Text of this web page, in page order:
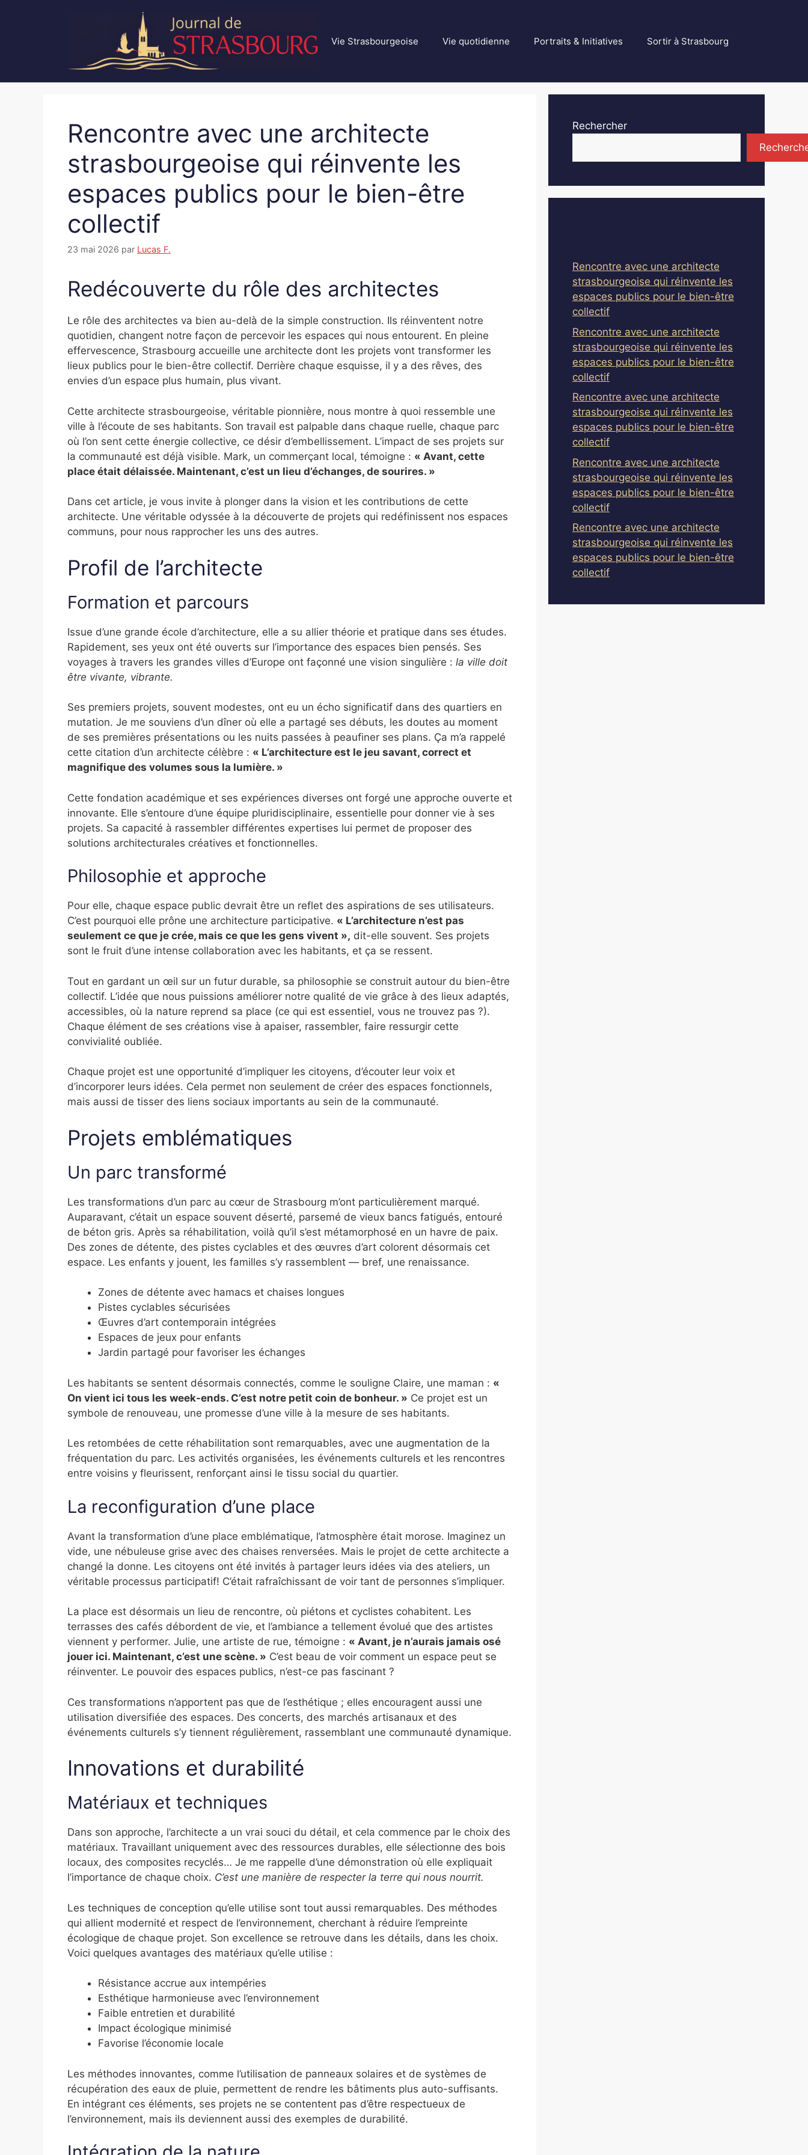
Vie Strasbourgeoise Vie quotidienne Portraits & Initiatives Sortir à Strasbourg
Rencontre avec une architecte
strasbourgeoise qui réinvente les
espaces publics pour le bien-être
collectif
23 mai 2026 par Lucas F.
Redécouverte du rôle des architectes
Le rôle des architectes va bien au-delà de la simple construction. Ils réinventent notre
quotidien, changent notre façon de percevoir les espaces qui nous entourent. En pleine
effervescence, Strasbourg accueille une architecte dont les projets vont transformer les
lieux publics pour le bien-être collectif. Derrière chaque esquisse, il y a des rêves, des
envies d’un espace plus humain, plus vivant.
Cette architecte strasbourgeoise, véritable pionnière, nous montre à quoi ressemble une
ville à l’écoute de ses habitants. Son travail est palpable dans chaque ruelle, chaque parc
où l’on sent cette énergie collective, ce désir d’embellissement. L’impact de ses projets sur
la communauté est déjà visible. Mark, un commerçant local, témoigne : « Avant, cette
place était délaissée. Maintenant, c’est un lieu d’échanges, de sourires. »
Dans cet article, je vous invite à plonger dans la vision et les contributions de cette
architecte. Une véritable odyssée à la découverte de projets qui redéfinissent nos espaces
communs, pour nous rapprocher les uns des autres.
Profil de l’architecte
Formation et parcours
Issue d’une grande école d’architecture, elle a su allier théorie et pratique dans ses études.
Rapidement, ses yeux ont été ouverts sur l’importance des espaces bien pensés. Ses
voyages à travers les grandes villes d’Europe ont façonné une vision singulière : la ville doit
être vivante, vibrante.
Ses premiers projets, souvent modestes, ont eu un écho significatif dans des quartiers en
mutation. Je me souviens d’un dîner où elle a partagé ses débuts, les doutes au moment
de ses premières présentations ou les nuits passées à peaufiner ses plans. Ça m’a rappelé
cette citation d’un architecte célèbre : « L’architecture est le jeu savant, correct et
magnifique des volumes sous la lumière. »
Cette fondation académique et ses expériences diverses ont forgé une approche ouverte et
innovante. Elle s’entoure d’une équipe pluridisciplinaire, essentielle pour donner vie à ses
projets. Sa capacité à rassembler différentes expertises lui permet de proposer des
solutions architecturales créatives et fonctionnelles.
Philosophie et approche
Pour elle, chaque espace public devrait être un reflet des aspirations de ses utilisateurs.
C’est pourquoi elle prône une architecture participative. « L’architecture n’est pas
seulement ce que je crée, mais ce que les gens vivent », dit-elle souvent. Ses projets
sont le fruit d’une intense collaboration avec les habitants, et ça se ressent.
Tout en gardant un œil sur un futur durable, sa philosophie se construit autour du bien-être
collectif. L’idée que nous puissions améliorer notre qualité de vie grâce à des lieux adaptés,
accessibles, où la nature reprend sa place (ce qui est essentiel, vous ne trouvez pas ?).
Chaque élément de ses créations vise à apaiser, rassembler, faire ressurgir cette
convivialité oubliée.
Chaque projet est une opportunité d’impliquer les citoyens, d’écouter leur voix et
d’incorporer leurs idées. Cela permet non seulement de créer des espaces fonctionnels,
mais aussi de tisser des liens sociaux importants au sein de la communauté.
Projets emblématiques
Un parc transformé
Les transformations d’un parc au cœur de Strasbourg m’ont particulièrement marqué.
Auparavant, c’était un espace souvent déserté, parsemé de vieux bancs fatigués, entouré
de béton gris. Après sa réhabilitation, voilà qu’il s’est métamorphosé en un havre de paix.
Des zones de détente, des pistes cyclables et des œuvres d’art colorent désormais cet
espace. Les enfants y jouent, les familles s’y rassemblent — bref, une renaissance.
Zones de détente avec hamacs et chaises longues
Pistes cyclables sécurisées
Œuvres d’art contemporain intégrées
Espaces de jeux pour enfants
Jardin partagé pour favoriser les échanges
Les habitants se sentent désormais connectés, comme le souligne Claire, une maman : «
On vient ici tous les week-ends. C’est notre petit coin de bonheur. » Ce projet est un
symbole de renouveau, une promesse d’une ville à la mesure de ses habitants.
Les retombées de cette réhabilitation sont remarquables, avec une augmentation de la
fréquentation du parc. Les activités organisées, les événements culturels et les rencontres
entre voisins y fleurissent, renforçant ainsi le tissu social du quartier.
La reconfiguration d’une place
Avant la transformation d’une place emblématique, l’atmosphère était morose. Imaginez un
vide, une nébuleuse grise avec des chaises renversées. Mais le projet de cette architecte a
changé la donne. Les citoyens ont été invités à partager leurs idées via des ateliers, un
véritable processus participatif! C’était rafraîchissant de voir tant de personnes s’impliquer.
La place est désormais un lieu de rencontre, où piétons et cyclistes cohabitent. Les
terrasses des cafés débordent de vie, et l’ambiance a tellement évolué que des artistes
viennent y performer. Julie, une artiste de rue, témoigne : « Avant, je n’aurais jamais osé
jouer ici. Maintenant, c’est une scène. » C’est beau de voir comment un espace peut se
réinventer. Le pouvoir des espaces publics, n’est-ce pas fascinant ?
Ces transformations n’apportent pas que de l’esthétique ; elles encouragent aussi une
utilisation diversifiée des espaces. Des concerts, des marchés artisanaux et des
événements culturels s’y tiennent régulièrement, rassemblant une communauté dynamique.
Innovations et durabilité
Matériaux et techniques
Dans son approche, l’architecte a un vrai souci du détail, et cela commence par le choix des
matériaux. Travaillant uniquement avec des ressources durables, elle sélectionne des bois
locaux, des composites recyclés… Je me rappelle d’une démonstration où elle expliquait
l’importance de chaque choix. C’est une manière de respecter la terre qui nous nourrit.
Les techniques de conception qu’elle utilise sont tout aussi remarquables. Des méthodes
qui allient modernité et respect de l’environnement, cherchant à réduire l’empreinte
écologique de chaque projet. Son excellence se retrouve dans les détails, dans les choix.
Voici quelques avantages des matériaux qu’elle utilise :
Résistance accrue aux intempéries
Esthétique harmonieuse avec l’environnement
Faible entretien et durabilité
Impact écologique minimisé
Favorise l’économie locale
Les méthodes innovantes, comme l’utilisation de panneaux solaires et de systèmes de
récupération des eaux de pluie, permettent de rendre les bâtiments plus auto-suffisants.
En intégrant ces éléments, ses projets ne se contentent pas d’être respectueux de
l’environnement, mais ils deviennent aussi des exemples de durabilité.
Rechercher
Rencontre avec une architecte
strasbourgeoise qui réinvente les
espaces publics pour le bien-être
collectif
Rencontre avec une architecte
strasbourgeoise qui réinvente les
espaces publics pour le bien-être
collectif
Rencontre avec une architecte
strasbourgeoise qui réinvente les
espaces publics pour le bien-être
collectif
Rencontre avec une architecte
strasbourgeoise qui réinvente les
espaces publics pour le bien-être
collectif
Rencontre avec une architecte
strasbourgeoise qui réinvente les
espaces publics pour le bien-être
collectif